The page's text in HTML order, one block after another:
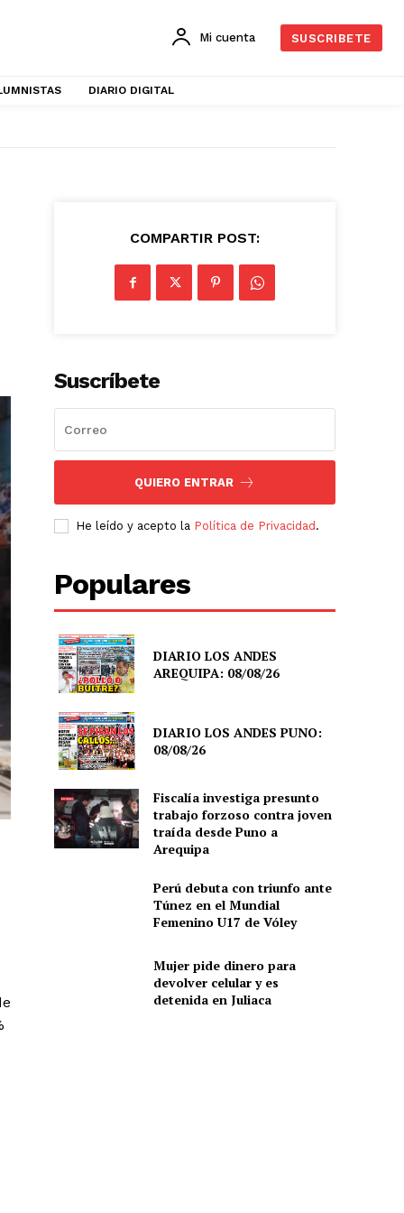
Mi cuenta SUSCRIBETE
DIARIO DIGITAL
COMPARTIR POST:
Suscríbete
QUIERO ENTRAR
He leído y acepto la Política de Privacidad .
Populares
DIARIO LOS ANDES
AREQUIPA: 08/08/26
DIARIO LOS ANDES PUNO:
08/08/26
Fiscalía investiga presunto
trabajo forzoso contra joven
traída desde Puno a
Arequipa
Perú debuta con triunfo ante
Túnez en el Mundial
Femenino U17 de Vóley
Mujer pide dinero para
devolver celular y es
detenida en Juliaca